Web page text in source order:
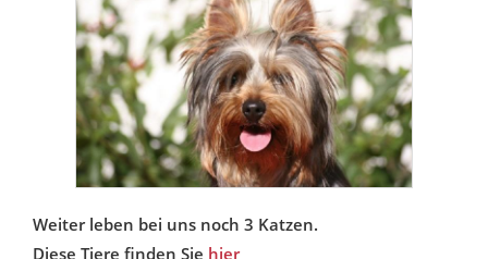
Weiter leben bei uns noch 3 Katzen.
Diese Tiere finden Sie hier